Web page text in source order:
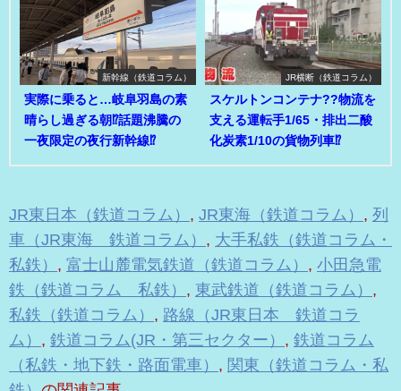
新幹線（鉄道コラム）
実際に乗ると…岐阜羽島の素
晴らし過ぎる朝⁉話題沸騰の
一夜限定の夜行新幹線⁉
JR横断（鉄道コラム）
スケルトンコンテナ??物流を
支える運転手1/65・排出二酸
化炭素1/10の貨物列車⁉
JR東日本（鉄道コラム） , JR東海（鉄道コラム） , 列
車（JR東海 鉄道コラム） , 大手私鉄（鉄道コラム・
私鉄） , 富士山麓電気鉄道（鉄道コラム） , 小田急電
鉄（鉄道コラム 私鉄） , 東武鉄道（鉄道コラム） ,
私鉄（鉄道コラム） , 路線（JR東日本 鉄道コラ
ム） , 鉄道コラム(JR・第三セクター） , 鉄道コラム
（私鉄・地下鉄・路面電車） , 関東（鉄道コラム・私